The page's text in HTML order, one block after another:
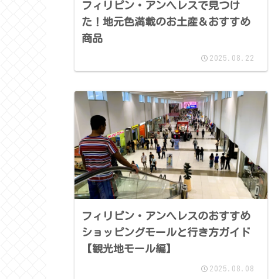
フィリピン・アンヘレスで見つけ
た！地元色満載のお土産＆おすすめ
商品
2025.08.22
フィリピン・アンヘレスのおすすめ
ショッピングモールと行き方ガイド
【観光地モール編】
2025.08.08